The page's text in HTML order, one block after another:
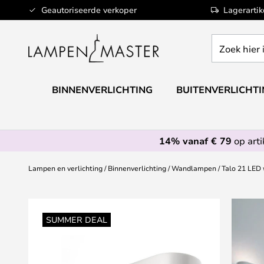
Geautoriseerde verkoper
Ga
naar
inhoud
hier
de
BINNENVERLICHTING
14% vanaf € 79 op
Lampen en verlichting Binnenverlichting Wandlampen Talo 21
SUMMER DEAL
naar